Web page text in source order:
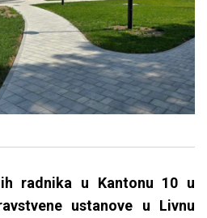
radnika u Kantonu 10 u
ustanove u Livnu